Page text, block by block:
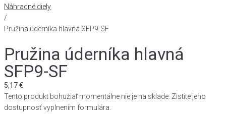
Náhradné diely
/
Pružina úderníka hlavná SFP9-SF
Pružina úderníka hlavná
SFP9-SF
5,17€
Tento produkt bohužiaľ momentálne nie je na sklade. Zistite jeho
dostupnosť vyplnením formulára.